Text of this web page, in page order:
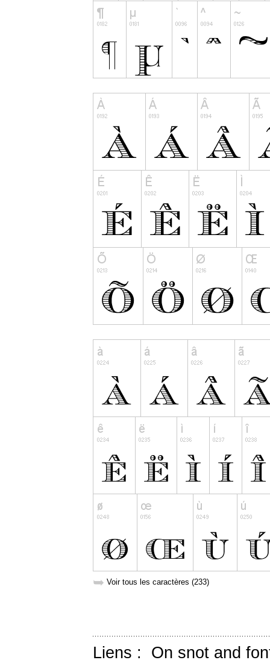
➥ Voir tous les caractères (233)
Liens : On snot and